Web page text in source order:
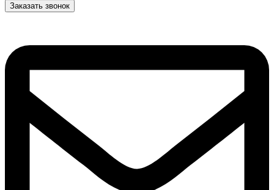
Заказать звонок